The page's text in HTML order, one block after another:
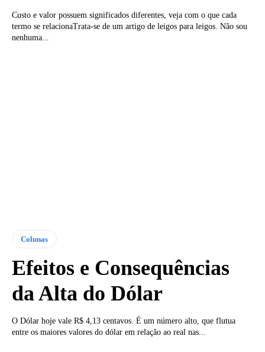
Custo e valor possuem significados diferentes, veja com o que cada
termo se relacionaTrata-se de um artigo de leigos para leigos. Não sou
nenhuma...
Colunas
Efeitos e Consequências
da Alta do Dólar
O Dólar hoje vale R$ 4,13 centavos. É um número alto, que flutua
entre os maiores valores do dólar em relação ao real nas...